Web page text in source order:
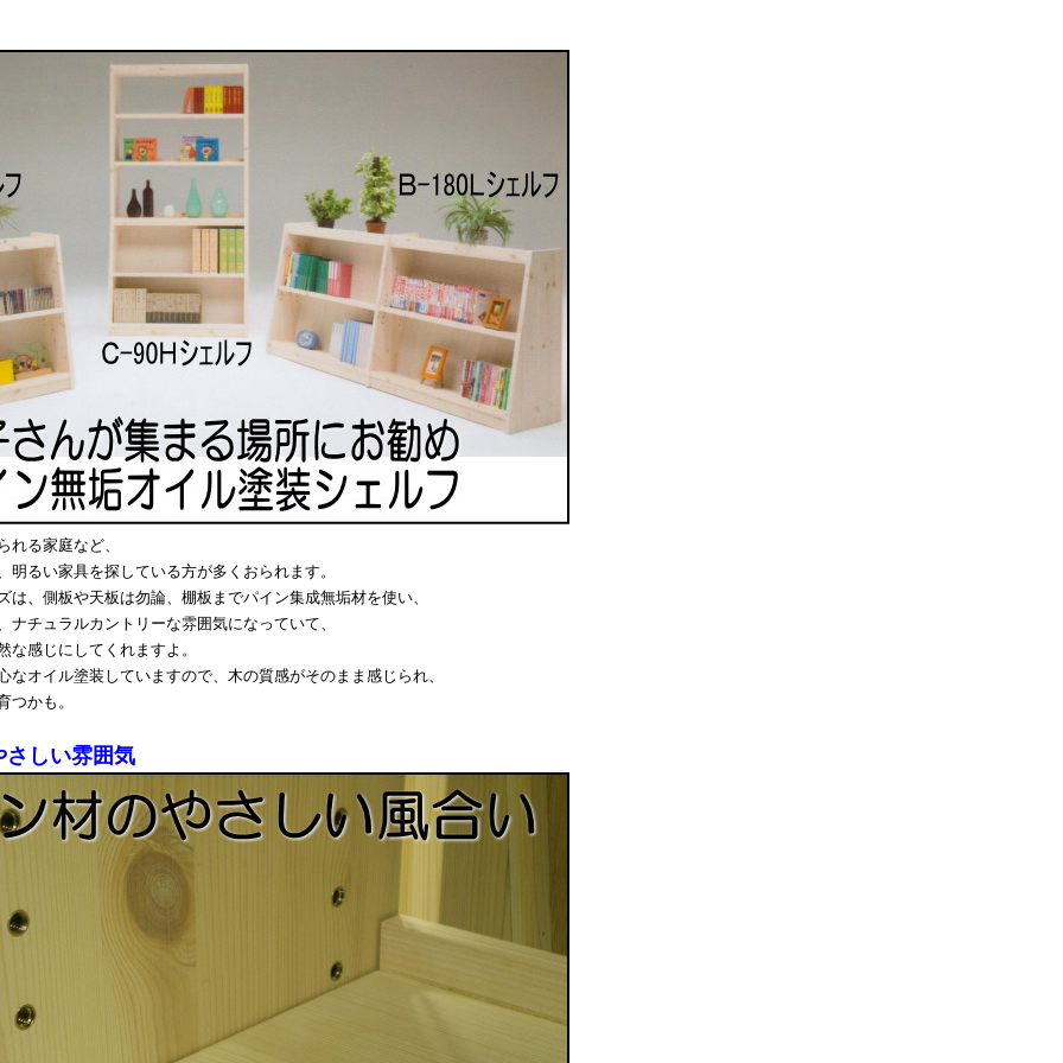
れる家庭など、
明るい家具を探している方が多くおられます。
は、側板や天板は勿論、棚板までパイン集成無垢材を使い、
ナチュラルカントリーな雰囲気になっていて、
な感じにしてくれますよ。
なオイル塗装していますので、木の質感がそのまま感じられ、
つかも。
さしい雰囲気